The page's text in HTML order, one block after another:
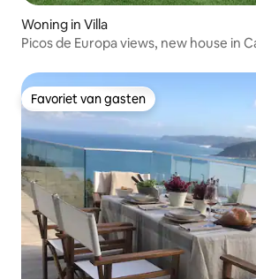
Woning in Villa
Picos de Europa views, new house in
Favoriet van gasten
Favoriet van gasten